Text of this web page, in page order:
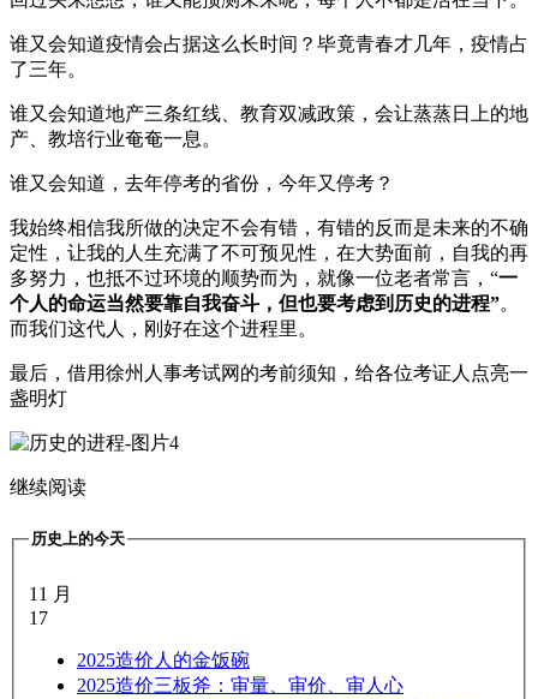
谁又会知道疫情会占据这么长时间？毕竟青春才几年，疫情占
了三年。
谁又会知道地产三条红线、教育双减政策，会让蒸蒸日上的地
产、教培行业奄奄一息。
谁又会知道，去年停考的省份，今年又停考？
我始终相信我所做的决定不会有错，有错的反而是未来的不确
定性，让我的人生充满了不可预见性，在大势面前，自我的再
多努力，也抵不过环境的顺势而为，就像一位老者常言，“一
个人的命运当然要靠自我奋斗，但也要考虑到历史的进程”。
而我们这代人，刚好在这个进程里。
最后，借用徐州人事考试网的考前须知，给各位考证人点亮一
盏明灯
继续阅读
历史上的今天
11 月
17
2025造价人的金饭碗
2025造价三板斧：审量、审价、审人心